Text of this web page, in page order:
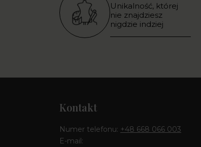
Unikalność, której
nie znajdziesz
nigdzie indziej
Kontakt
Numer telefonu: +48 668 066 003
E-mail: